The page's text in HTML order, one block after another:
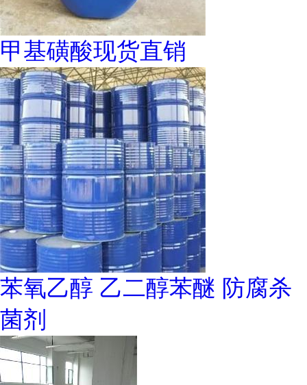
甲基磺酸现货直销
苯氧乙醇 乙二醇苯醚 防腐杀
菌剂